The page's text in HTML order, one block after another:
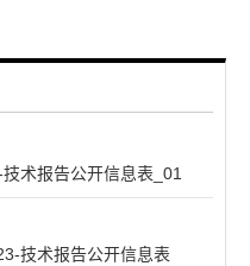
术报告公开信息表_01
技术报告公开信息表